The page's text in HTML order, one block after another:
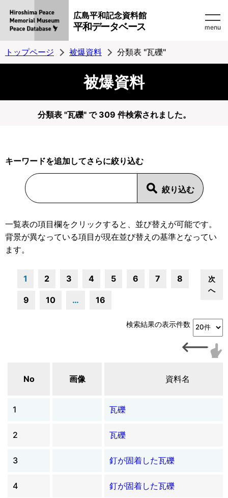
広島平和記念資料館
平和データベース menu
トップページ 被爆資料 分類表 "瓦礫"
被爆資料
分類表 "瓦礫" で 309 件検索されました。
キーワードを追加してさらに絞り込む
一覧表の項目欄をクリックすると、並び替えが可能です。
背景が異なっている項目が現在並び替えの基準となってい
ます。
1 2 3 4 5 6 7 8
9 10 … 16
次
へ
検索結果の表示件数
No 画像 資料名
1 瓦礫
2 瓦礫
3 釘が固着した瓦礫
4 釘が固着した瓦礫